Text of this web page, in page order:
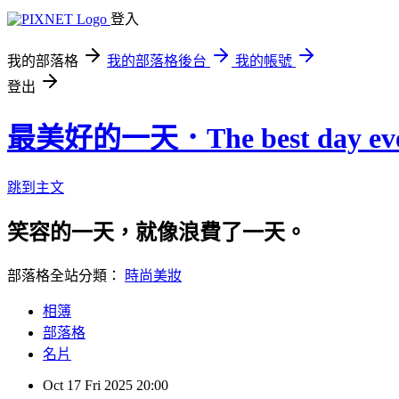
登入
我的部落格 我的部落格後台
我的帳號
登出
最美好的一天．The best day
跳到主文
笑容的一天，就像浪費了一天。
部落格全站分類： 時尚美妝
相簿
部落格
名片
Oct 17 Fri 2025 20:00